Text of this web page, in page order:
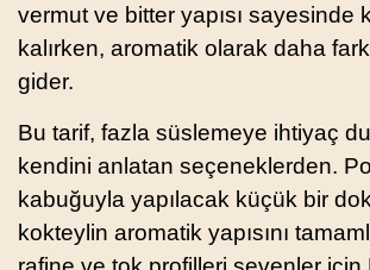
vermut ve bitter yapısı sayesinde
kalırken, aromatik olarak daha
gider.
Bu tarif, fazla süslemeye ihtiyaç
kendini anlatan seçeneklerden.
kabuğuyla yapılacak küçük bir
kokteylin aromatik yapısını